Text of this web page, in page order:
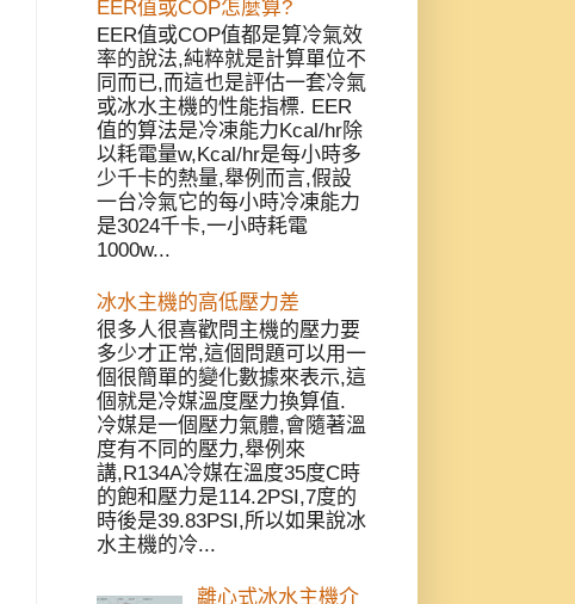
EER值或COP怎麼算?
EER值或COP值都是算冷氣效
率的說法,純粹就是計算單位不
同而已,而這也是評估一套冷氣
或冰水主機的性能指標. EER
值的算法是冷凍能力Kcal/hr除
以耗電量w,Kcal/hr是每小時多
少千卡的熱量,舉例而言,假設
一台冷氣它的每小時冷凍能力
是3024千卡,一小時耗電
1000w...
冰水主機的高低壓力差
很多人很喜歡問主機的壓力要
多少才正常,這個問題可以用一
個很簡單的變化數據來表示,這
個就是冷媒溫度壓力換算值.
冷媒是一個壓力氣體,會隨著溫
度有不同的壓力,舉例來
講,R134A冷媒在溫度35度C時
的飽和壓力是114.2PSI,7度的
時後是39.83PSI,所以如果說冰
水主機的冷...
離心式冰水主機介